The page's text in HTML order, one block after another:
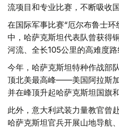
流项目和专业比赛，不断吸收
在国际军事比赛“厄尔布鲁士
中，哈萨克斯坦代表队曾获得
河流、全长105公里的高难度路
今年，哈萨克斯坦特种作战部
顶北美最高峰——美国阿拉斯
并在峰顶升起哈萨克斯坦国旗
此外，意大利武装力量教官曾
哈萨克斯坦官兵开展山地导航